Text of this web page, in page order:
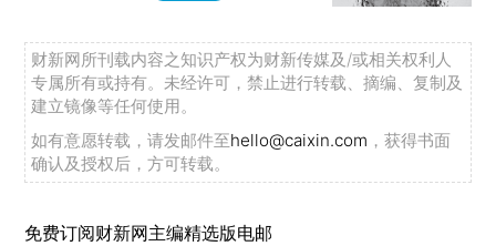
财新网所刊载内容之知识产权为财新传媒及/或相关权利人
专属所有或持有。未经许可，禁止进行转载、摘编、复制及
建立镜像等任何使用。
如有意愿转载，请发邮件至hello@caixin.com ，获得书面
确认及授权后，方可转载。
免费订阅财新网主编精选版电邮